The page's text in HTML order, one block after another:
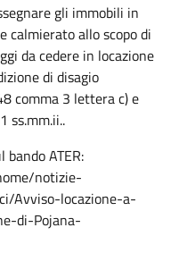
gli immobili in
calmierato allo scopo di
da cedere in locazione
di disagio
comma 3 lettera c) e
ss.mm.ii..
ATER:
notizie-
Avviso-locazione-a-
di-Pojana-